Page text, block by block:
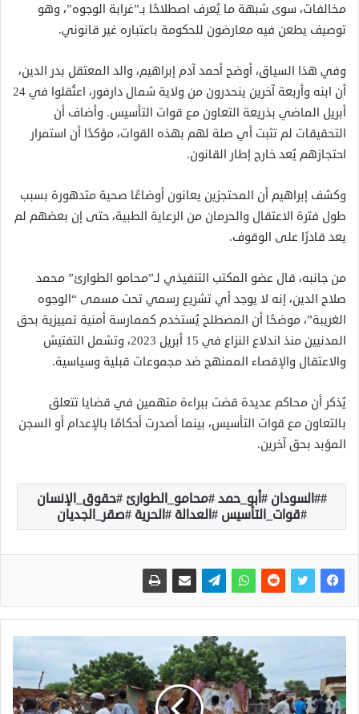
مخالفات، سوى شبهة ما يُعرف اصطلاحًا بـ”غرابة الوجوه”، وهو
توصيف يطعن فيه معارضون للحكومة باعتباره غير قانوني.
وفي هذا السياق، أوضح أحمد آدم إبراهيم، والد المعتقل بدر الدين،
أن ابنه وأربعة آخرين ينحدرون من ولاية شمال دارفور، اعتُقلوا في 24
أبريل الماضي بذريعة التعاون مع قوات التأسيس. وأضاف أن
التحقيقات لم تثبت أي صلة لهم بهذه القوات، مؤكدًا أن استمرار
احتجازهم يُعد خارج إطار القانون.
وكشف إبراهيم أن المحتجزين يعانون أوضاعًا صحية متدهورة بسبب
طول فترة الاعتقال والحرمان من الرعاية الطبية، حتى إن بعضهم لم
يعد قادرًا على الوقوف.
من جانبه، قال عضو المكتب التنفيذي لـ”محامو الطوارئ” محمد
صلاح الدين، إنه لا يوجد أي تشريع رسمي تحت مسمى “الوجوه
الغريبة”، موضحًا أن المصطلح يُستخدم كممارسة أمنية تمييزية بحق
المدنيين منذ اندلاع النزاع في 15 أبريل 2023، وتشمل التفتيش
والاعتقال والإقصاء الممنهج ضد مجموعات قبلية وسياسية.
يُذكر أن محاكم عديدة قضت ببراءة متهمين في قضايا تتعلق
بالتعاون مع قوات التأسيس، بينما أصدرت أحكامًا بالإعدام أو السجن
المؤبد بحق آخرين.
#السودان #أبو_حمد #محامو_الطوارئ #حقوق_الإنسان
#قوات_التأسيس #العدالة #الحرية #صقر_الجديان